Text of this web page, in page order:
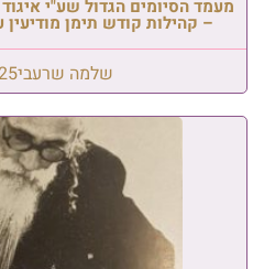
מעמד הסיומים הגדול שע"י
– קהילות קודש תימן מודיעין
שלמה שרעבי